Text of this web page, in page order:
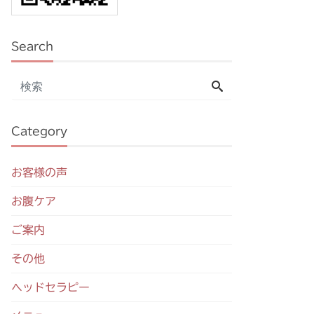
Search
Category
お客様の声
お腹ケア
ご案内
その他
ヘッドセラピー